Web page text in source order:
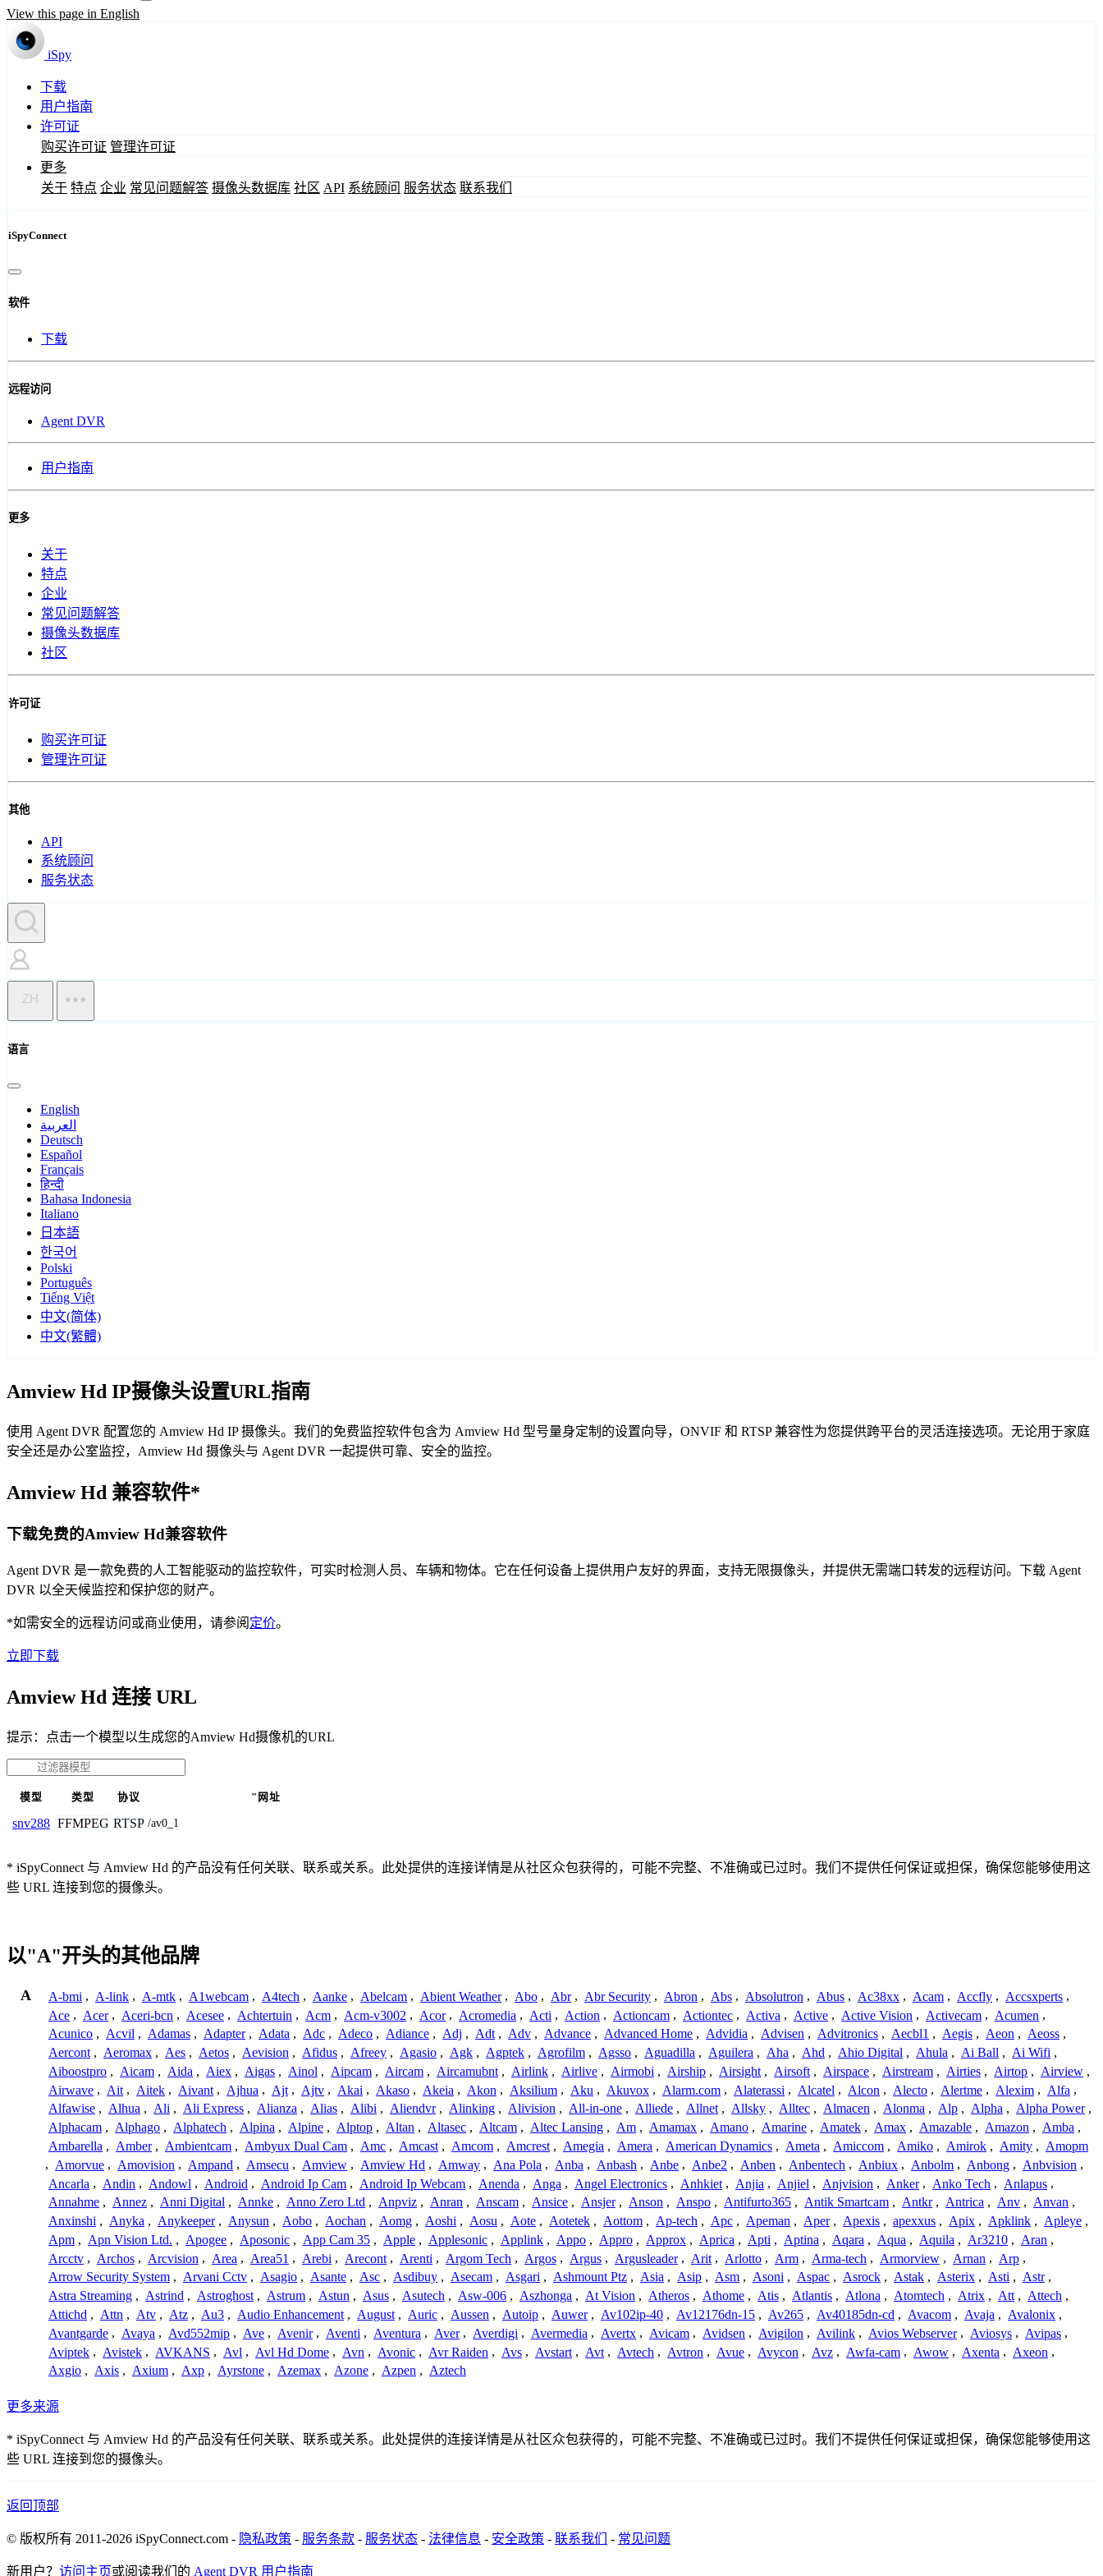
View this page in English
iSpy
下载
用户指南
许可证
购买许可证 管理许可证
更多
关于 特点 企业 常见问题解答 摄像头数据库 社区 API 系统顾问 服务状态 联系我们
iSpyConnect
软件
下载
远程访问
Agent DVR
用户指南
更多
关于
特点
企业
常见问题解答
摄像头数据库
社区
许可证
购买许可证
管理许可证
其他
API
系统顾问
服务状态
ZH
语言
English
العربية
Deutsch
Español
Français
हिन्दी
Bahasa Indonesia
Italiano
日本語
한국어
Polski
Português
Tiếng Việt
中文(简体)
中文(繁體)
Amview Hd IP摄像头设置URL指南
使用 Agent DVR 配置您的 Amview Hd IP 摄像头。我们的免费监控软件包含为 Amview Hd 型号量身定制的设置向导，ONVIF 和 RTSP 兼容性为您提供跨平台的灵活连接选项。无论用于家庭
安全还是办公室监控，Amview Hd 摄像头与 Agent DVR 一起提供可靠、安全的监控。
Amview Hd 兼容软件*
下载免费的Amview Hd兼容软件
Agent DVR 是一款免费的人工智能驱动的监控软件，可实时检测人员、车辆和物体。它在任何设备上提供用户友好的界面，支持无限摄像头，并提供无需端口转发的远程访问。下载 Agent
DVR 以全天候监控和保护您的财产。
*如需安全的远程访问或商业使用，请参阅 定价。
立即下载
Amview Hd 连接 URL
提示：点击一个模型以生成您的Amview Hd摄像机的URL
模型 类型 协议 "网址
snv288 FFMPEG RTSP /av0_1
* iSpyConnect 与 Amview Hd 的产品没有任何关联、联系或关系。此处提供的连接详情是从社区众包获得的，可能不完整、不准确或已过时。我们不提供任何保证或担保，确保您能够使用这
些 URL 连接到您的摄像头。
以"A"开头的其他品牌
A A-bmi , A-link , A-mtk , A1webcam , A4tech , Aanke , Abelcam , Abient Weather , Abo , Abr , Abr Security , Abron , Abs , Absolutron , Abus , Ac38xx , Acam , Accfly , Accsxperts ,
Ace , Acer , Aceri-bcn , Acesee , Achtertuin , Acm , Acm-v3002 , Acor , Acromedia , Acti , Action , Actioncam , Actiontec , Activa , Active , Active Vision , Activecam , Acumen ,
Acunico , Acvil , Adamas , Adapter , Adata , Adc , Adeco , Adiance , Adj , Adt , Adv , Advance , Advanced Home , Advidia , Advisen , Advitronics , Aecbl1 , Aegis , Aeon , Aeoss ,
Aercont , Aeromax , Aes , Aetos , Aevision , Afidus , Afreey , Agasio , Agk , Agptek , Agrofilm , Agsso , Aguadilla , Aguilera , Aha , Ahd , Ahio Digital , Ahula , Ai Ball , Ai Wifi ,
Aiboostpro , Aicam , Aida , Aiex , Aigas , Ainol , Aipcam , Aircam , Aircamubnt , Airlink , Airlive , Airmobi , Airship , Airsight , Airsoft , Airspace , Airstream , Airties , Airtop , Airview ,
Airwave , Ait , Aitek , Aivant , Ajhua , Ajt , Ajtv , Akai , Akaso , Akeia , Akon , Aksilium , Aku , Akuvox , Alarm.com , Alaterassi , Alcatel , Alcon , Alecto , Alertme , Alexim , Alfa ,
Alfawise , Alhua , Ali , Ali Express , Alianza , Alias , Alibi , Aliendvr , Alinking , Alivision , All-in-one , Alliede , Allnet , Allsky , Alltec , Almacen , Alonma , Alp , Alpha , Alpha Power ,
Alphacam , Alphago , Alphatech , Alpina , Alpine , Alptop , Altan , Altasec , Altcam , Altec Lansing , Am , Amamax , Amano , Amarine , Amatek , Amax , Amazable , Amazon , Amba ,
Ambarella , Amber , Ambientcam , Ambyux Dual Cam , Amc , Amcast , Amcom , Amcrest , Amegia , Amera , American Dynamics , Ameta , Amiccom , Amiko , Amirok , Amity , Amopm
, Amorvue , Amovision , Ampand , Amsecu , Amview , Amview Hd , Amway , Ana Pola , Anba , Anbash , Anbe , Anbe2 , Anben , Anbentech , Anbiux , Anbolm , Anbong , Anbvision ,
Ancarla , Andin , Andowl , Android , Android Ip Cam , Android Ip Webcam , Anenda , Anga , Angel Electronics , Anhkiet , Anjia , Anjiel , Anjvision , Anker , Anko Tech , Anlapus ,
Annahme , Annez , Anni Digital , Annke , Anno Zero Ltd , Anpviz , Anran , Anscam , Ansice , Ansjer , Anson , Anspo , Antifurto365 , Antik Smartcam , Antkr , Antrica , Anv , Anvan ,
Anxinshi , Anyka , Anykeeper , Anysun , Aobo , Aochan , Aomg , Aoshi , Aosu , Aote , Aotetek , Aottom , Ap-tech , Apc , Apeman , Aper , Apexis , apexxus , Apix , Apklink , Apleye ,
Apm , Apn Vision Ltd. , Apogee , Aposonic , App Cam 35 , Apple , Applesonic , Applink , Appo , Appro , Approx , Aprica , Apti , Aptina , Aqara , Aqua , Aquila , Ar3210 , Aran ,
Arcctv , Archos , Arcvision , Area , Area51 , Arebi , Arecont , Arenti , Argom Tech , Argos , Argus , Argusleader , Arit , Arlotto , Arm , Arma-tech , Armorview , Arnan , Arp ,
Arrow Security System , Arvani Cctv , Asagio , Asante , Asc , Asdibuy , Asecam , Asgari , Ashmount Ptz , Asia , Asip , Asm , Asoni , Aspac , Asrock , Astak , Asterix , Asti , Astr ,
Astra Streaming , Astrind , Astroghost , Astrum , Astun , Asus , Asutech , Asw-006 , Aszhonga , At Vision , Atheros , Athome , Atis , Atlantis , Atlona , Atomtech , Atrix , Att , Attech ,
Attichd , Attn , Atv , Atz , Au3 , Audio Enhancement , August , Auric , Aussen , Autoip , Auwer , Av102ip-40 , Av12176dn-15 , Av265 , Av40185dn-cd , Avacom , Avaja , Avalonix ,
Avantgarde , Avaya , Avd552mip , Ave , Avenir , Aventi , Aventura , Aver , Averdigi , Avermedia , Avertx , Avicam , Avidsen , Avigilon , Avilink , Avios Webserver , Aviosys , Avipas ,
Aviptek , Avistek , AVKANS , Avl , Avl Hd Dome , Avn , Avonic , Avr Raiden , Avs , Avstart , Avt , Avtech , Avtron , Avue , Avycon , Avz , Awfa-cam , Awow , Axenta , Axeon ,
Axgio , Axis , Axium , Axp , Ayrstone , Azemax , Azone , Azpen , Aztech
更多来源
* iSpyConnect 与 Amview Hd 的产品没有任何关联、联系或关系。此处提供的连接详情是从社区众包获得的，可能不完整、不准确或已过时。我们不提供任何保证或担保，确保您能够使用这
些 URL 连接到您的摄像头。
返回顶部
© 版权所有 2011-2026 iSpyConnect.com - 隐私政策 - 服务条款 - 服务状态 - 法律信息 - 安全政策 - 联系我们 - 常见问题
新用户？ 访问主页或阅读我们的 Agent DVR 用户指南